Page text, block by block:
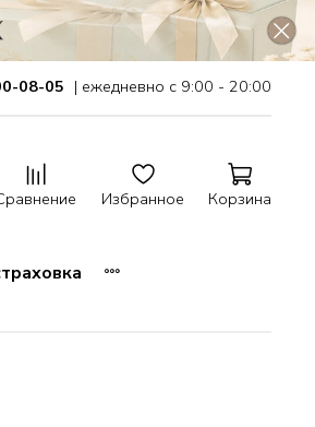
08-05 | ежедневно с 9:00 - 20:00
Избранное Корзина